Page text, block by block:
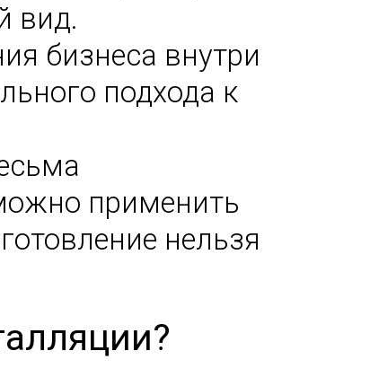
вид.
бизнеса внутри
подхода к
применить
нельзя